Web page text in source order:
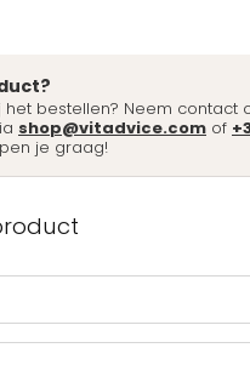
bestellen? Neem contact
shop@vitadvice.com of
je graag!